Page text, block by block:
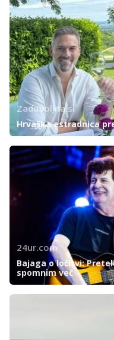
Zadovoljna.si
Hrvaška estradnica
24ur.com
Bajaga o ločitvi:
spomnim več